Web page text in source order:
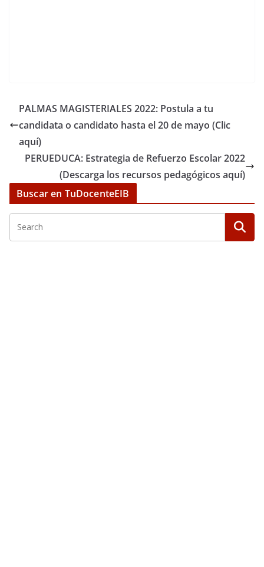
PALMAS MAGISTERIALES 2022: Postula a tu
candidata o candidato hasta el 20 de mayo (Clic
aquí)
PERUEDUCA: Estrategia de Refuerzo Escolar 2022
(Descarga los recursos pedagógicos aquí)
Buscar en TuDocenteEIB